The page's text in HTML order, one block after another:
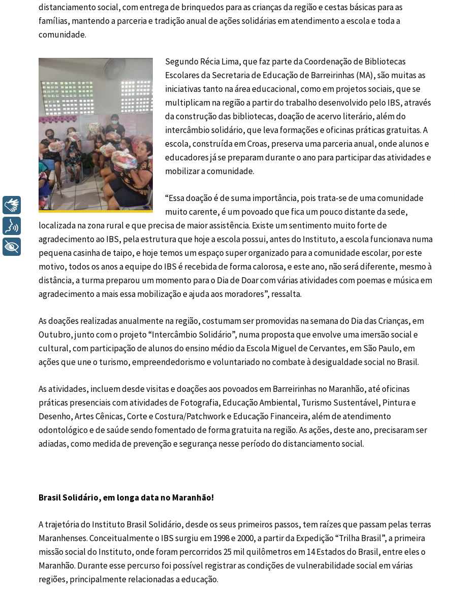
distanciamento social, com entrega de brinquedos para as crianças da região e cestas básicas para as
famílias, mantendo a parceria e tradição anual de ações solidárias em atendimento a escola e toda a
comunidade.
Segundo Récia Lima, que faz parte da Coordenação de Bibliotecas
Escolares da Secretaria de Educação de Barreirinhas (MA), são muitas as
iniciativas tanto na área educacional, como em projetos sociais, que se
multiplicam na região a partir do trabalho desenvolvido pelo IBS, através
da construção das bibliotecas, doação de acervo literário, além do
intercâmbio solidário, que leva formações e oficinas práticas gratuitas. A
escola, construída em Croas, preserva uma parceria anual, onde alunos e
educadores já se preparam durante o ano para participar das atividades e
mobilizar a comunidade.
“Essa doação é de suma importância, pois trata-se de uma comunidade
muito carente, é um povoado que fica um pouco distante da sede,
localizada na zona rural e que precisa de maior assistência. Existe um sentimento muito forte de
agradecimento ao IBS, pela estrutura que hoje a escola possui, antes do Instituto, a escola funcionava numa
pequena casinha de taipo, e hoje temos um espaço super organizado para a comunidade escolar, por este
motivo, todos os anos a equipe do IBS é recebida de forma calorosa, e este ano, não será diferente, mesmo à
distância, a turma preparou um momento para o Dia de Doar com várias atividades com poemas e música em
agradecimento a mais essa mobilização e ajuda aos moradores”, ressalta.
As doações realizadas anualmente na região, costumam ser promovidas na semana do Dia das Crianças, em
Outubro, junto com o projeto “Intercâmbio Solidário”, numa proposta que envolve uma imersão social e
cultural, com participação de alunos do ensino médio da Escola Miguel de Cervantes, em São Paulo, em
ações que une o turismo, empreendedorismo e voluntariado no combate à desigualdade social no Brasil.
As atividades, incluem desde visitas e doações aos povoados em Barreirinhas no Maranhão, até oficinas
práticas presenciais com atividades de Fotografia, Educação Ambiental, Turismo Sustentável, Pintura e
Desenho, Artes Cênicas, Corte e Costura/Patchwork e Educação Financeira, além de atendimento
odontológico e de saúde sendo fomentado de forma gratuita na região. As ações, deste ano, precisaram ser
adiadas, como medida de prevenção e segurança nesse período do distanciamento social.
Brasil Solidário, em longa data no Maranhão!
A trajetória do Instituto Brasil Solidário, desde os seus primeiros passos, tem raízes que passam pelas terras
Maranhenses. Conceitualmente o IBS surgiu em 1998 e 2000, a partir da Expedição “Trilha Brasil”, a primeira
missão social do Instituto, onde foram percorridos 25 mil quilômetros em 14 Estados do Brasil, entre eles o
Maranhão. Durante esse percurso foi possível registrar as condições de vulnerabilidade social em várias
regiões, principalmente relacionadas a educação.
Libras
Voz
+ Acessibilidade